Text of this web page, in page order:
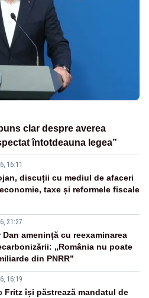
clar despre averea
întotdeauna legea”
16:11
discuții cu mediul de afaceri
taxe și reformele fiscale
21:27
Dan amenință cu reexaminarea
„România nu poate
din PNRR”
16:19
Fritz își păstrează mandatul de